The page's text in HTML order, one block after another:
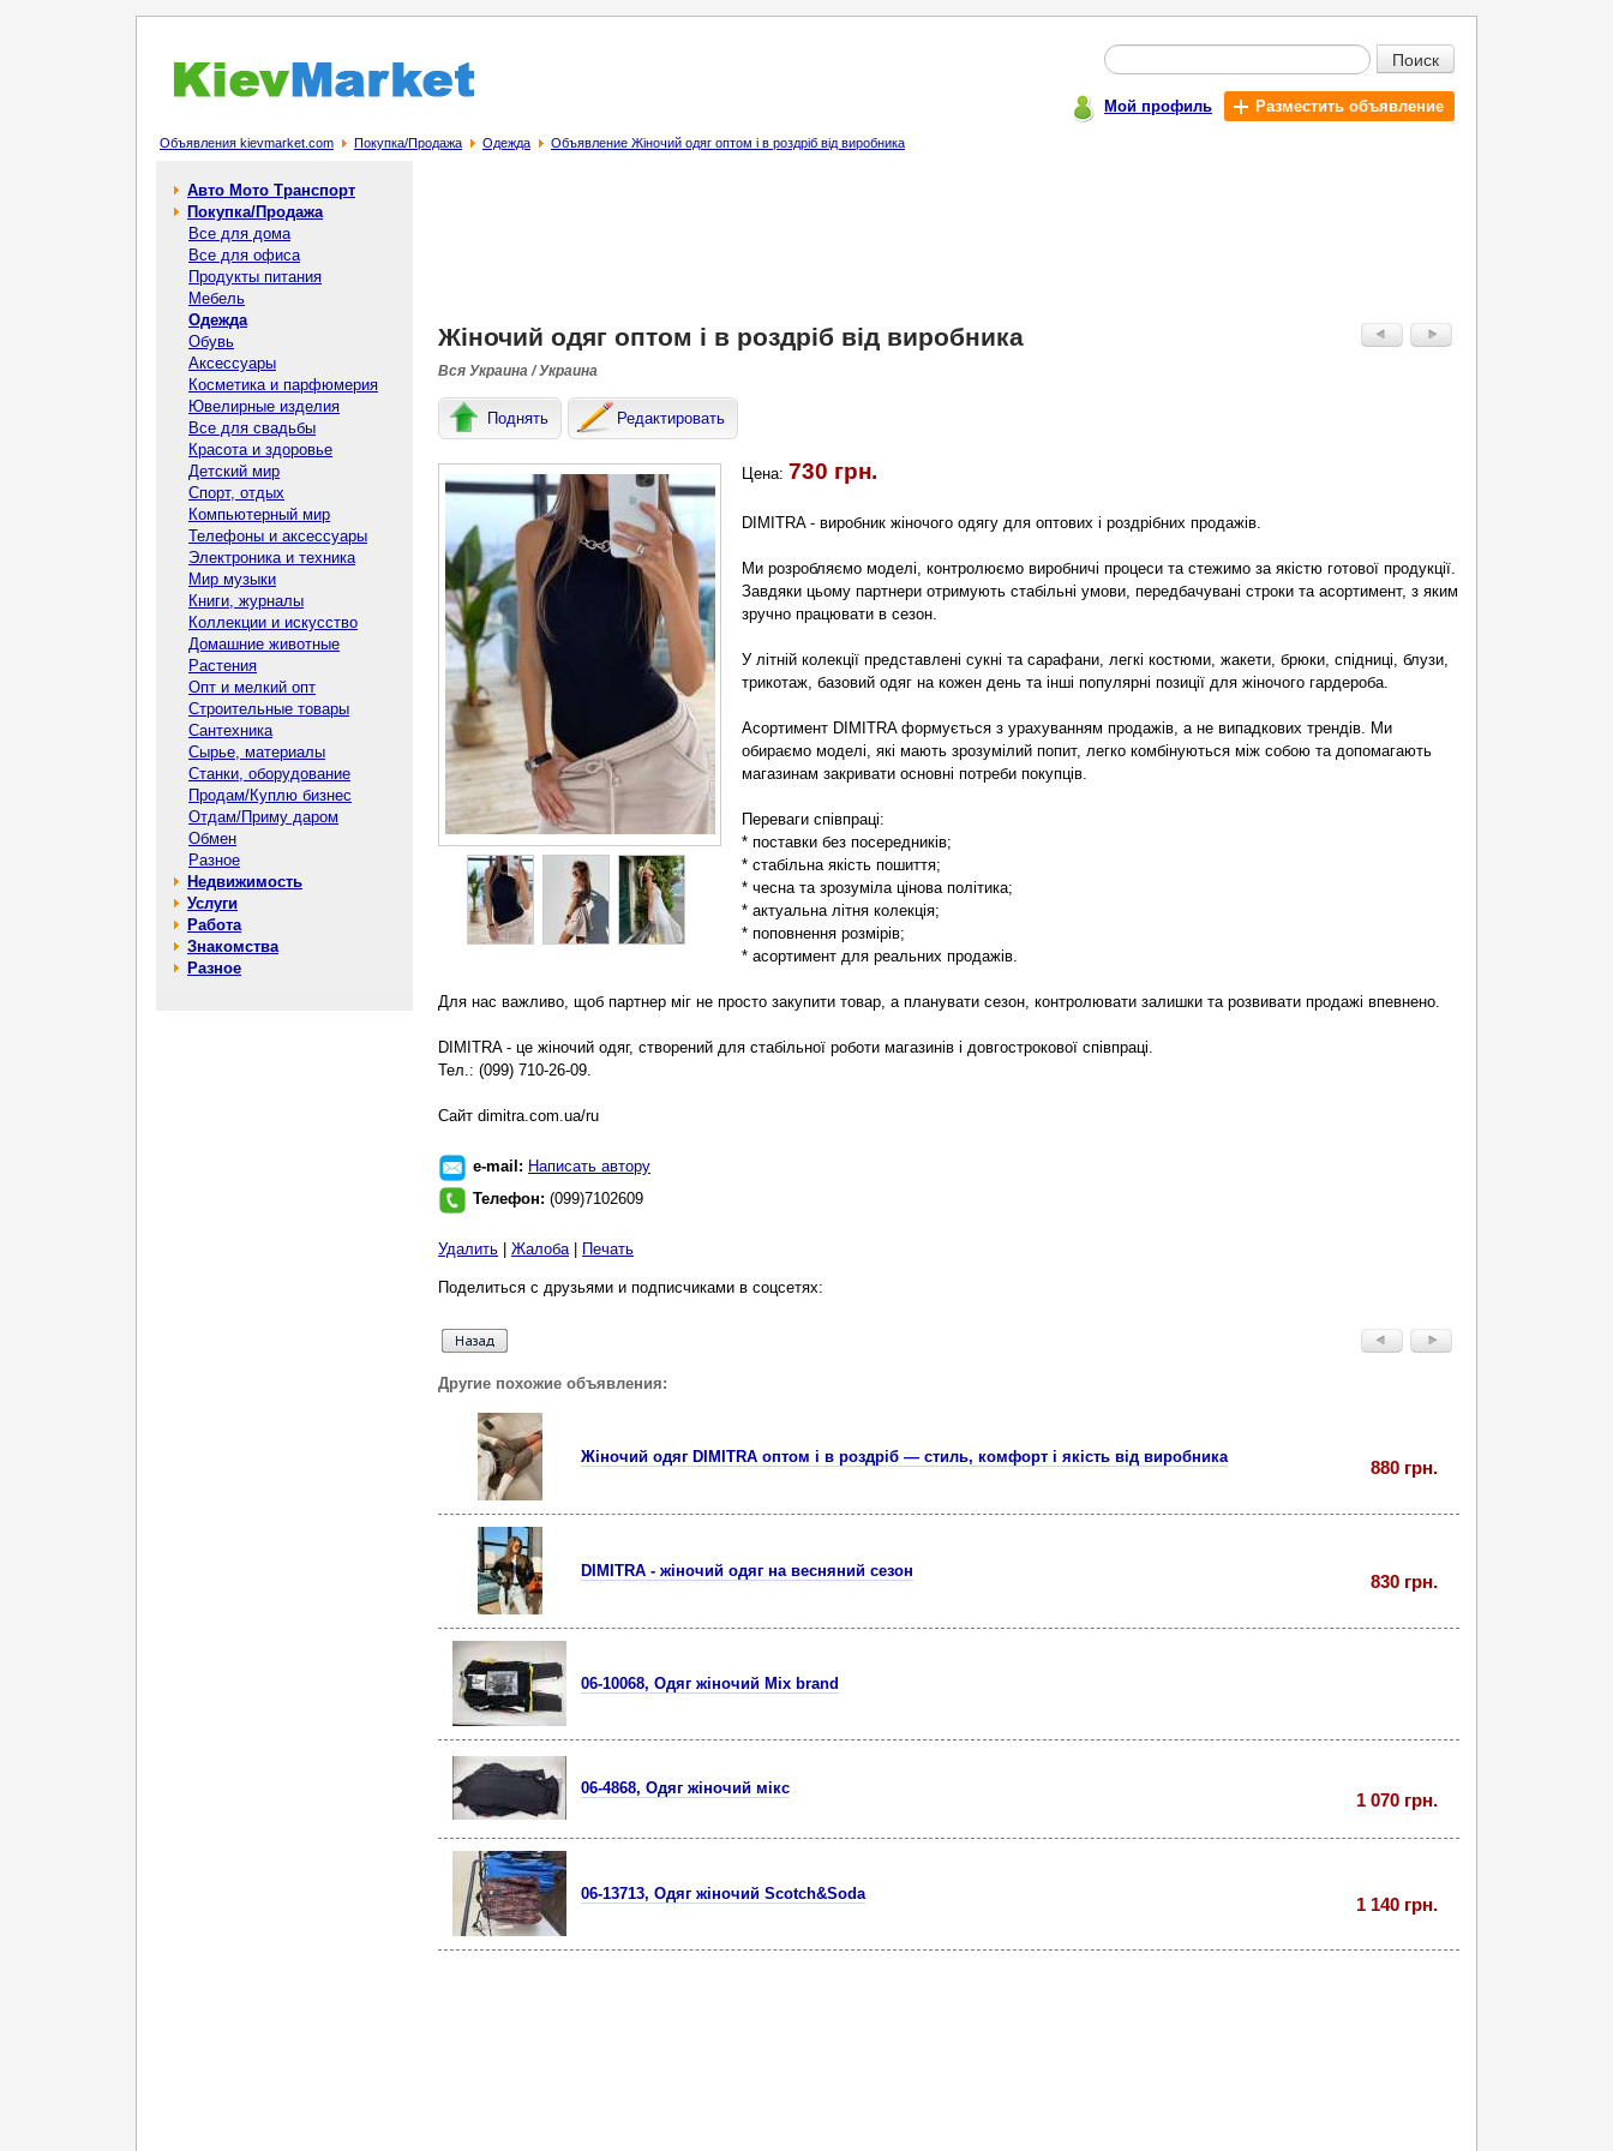
Поиск
Мой профиль Разместить объявление
Объявления kievmarket.com Покупка/Продажа Одежда Объявление Жіночий одяг оптом і в роздріб від виробника
Авто Мото Транспорт
Покупка/Продажа
Все для дома
Все для офиса
Продукты питания
Мебель
Одежда
Обувь
Аксессуары
Косметика и парфюмерия
Ювелирные изделия
Все для свадьбы
Красота и здоровье
Детский мир
Спорт, отдых
Компьютерный мир
Телефоны и аксессуары
Электроника и техника
Мир музыки
Книги, журналы
Коллекции и искусство
Домашние животные
Растения
Опт и мелкий опт
Строительные товары
Сантехника
Сырье, материалы
Станки, оборудование
Продам/Куплю бизнес
Отдам/Приму даром
Обмен
Разное
Недвижимость
Услуги
Работа
Знакомства
Разное
Жіночий одяг оптом і в роздріб від виробника
Вся Украина / Украина
Поднять Редактировать
Цена: 730 грн.
DIMITRA - виробник жіночого одягу для оптових і роздрібних продажів.
Ми розробляємо моделі, контролюємо виробничі процеси та стежимо за якістю готової продукції.
Завдяки цьому партнери отримують стабільні умови, передбачувані строки та асортимент, з яким
зручно працювати в сезон.
У літній колекції представлені сукні та сарафани, легкі костюми, жакети, брюки, спідниці, блузи,
трикотаж, базовий одяг на кожен день та інші популярні позиції для жіночого гардероба.
Асортимент DIMITRA формується з урахуванням продажів, а не випадкових трендів. Ми
обираємо моделі, які мають зрозумілий попит, легко комбінуються між собою та допомагають
магазинам закривати основні потреби покупців.
Переваги співпраці:
* поставки без посередників;
* стабільна якість пошиття;
* чесна та зрозуміла цінова політика;
* актуальна літня колекція;
* поповнення розмірів;
* асортимент для реальних продажів.
Для нас важливо, щоб партнер міг не просто закупити товар, а планувати сезон, контролювати залишки та розвивати продажі впевнено.
DIMITRA - це жіночий одяг, створений для стабільної роботи магазинів і довгострокової співпраці.
Тел.: (099) 710-26-09.
Cайт dimitra.com.ua/ru
e-mail: Написать автору
Телефон: (099)7102609
Удалить Жалоба| Печать
Поделиться с друзьями и подписчиками в соцсетях:
Другие похожие объявления:
Жіночий одяг DIMITRA оптом і в роздріб — стиль, комфорт і якість від виробника
880 грн.
DIMITRA - жіночий одяг на весняний сезон
830 грн.
06-10068, Одяг жіночий Mix brand
06-4868, Одяг жіночий мікс
1 070 грн.
06-13713, Одяг жіночий Scotch&Soda
1 140 грн.